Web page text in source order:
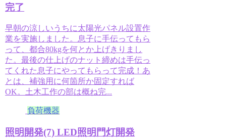
完了
早朝の涼しいうちに太陽光パネル設置作
業を実施しました。息子に手伝ってもら
って、都合80kgを何とか上げきりまし
た。最後の仕上げのナット締めは手伝っ
てくれた息子にやってもらって完成！あ
とは、補強用に何箇所か固定すれば
OK。土木工作の部は概ね完...
負荷機器
照明開発(7) LED照明門灯開発